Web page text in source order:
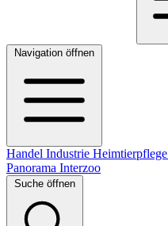
Navigation öffnen
Handel Industrie Heimtierpflege
Panorama Interzoo
Suche öffnen